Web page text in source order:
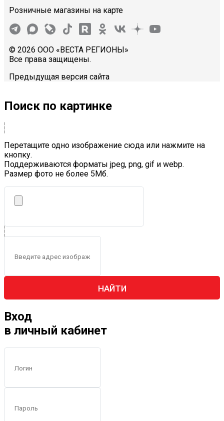
Розничные магазины на карте
© 2026 ООО «ВЕСТА РЕГИОНЫ»
Все права защищены.
Предыдущая версия сайта
Поиск по картинке
Перетащите одно изображение сюда или нажмите на
кнопку.
Поддерживаются форматы jpeg, png, gif и webp.
Размер фото не более 5Mб.
НАЙТИ
Вход
в личный кабинет